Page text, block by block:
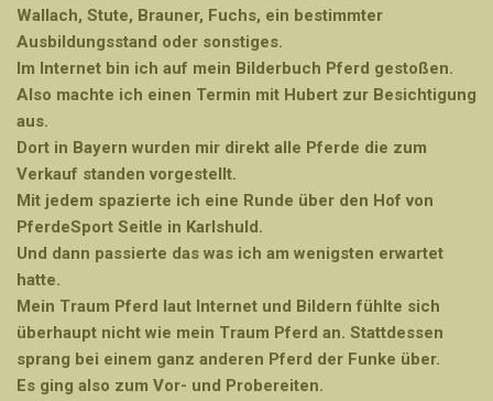
Wallach, Stute, Brauner, Fuchs, ein bestimmter
Ausbildungsstand oder sonstiges.
Im Internet bin ich auf mein Bilderbuch Pferd gestoßen.
Also machte ich einen Termin mit Hubert zur Besichtigung
aus.
Dort in Bayern wurden mir direkt alle Pferde die zum
Verkauf standen vorgestellt.
Mit jedem spazierte ich eine Runde über den Hof von
PferdeSport Seitle in Karlshuld.
Und dann passierte das was ich am wenigsten erwartet
hatte.
Mein Traum Pferd laut Internet und Bildern fühlte sich
überhaupt nicht wie mein Traum Pferd an. Stattdessen
sprang bei einem ganz anderen Pferd der Funke über.
Es ging also zum Vor- und Probereiten.